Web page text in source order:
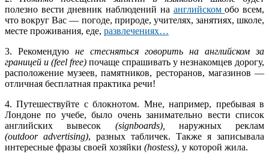
полезно вести дневник наблюдений на английскомобо всем,
что вокруг Вас — погоде, природе, учителях, занятиях, школе,
месте проживания, еде, развлечениях…
3. Рекомендую не стесняться говорить на английском за
границей и (feel free) почаще спрашивать у незнакомцев дорогу,
расположение музеев, памятников, ресторанов, магазинов —
отличная бесплатная практика речи!
4. Путешествуйте с блокнотом. Мне, например, пребывая в
Лондоне по учебе, было очень занимательно вести список
английских вывесок (signboards),
наружных реклам
(outdoor advertising), разных табличек. Также я записывала
интересные фразы своей хозяйки (hostess), у которой жила.